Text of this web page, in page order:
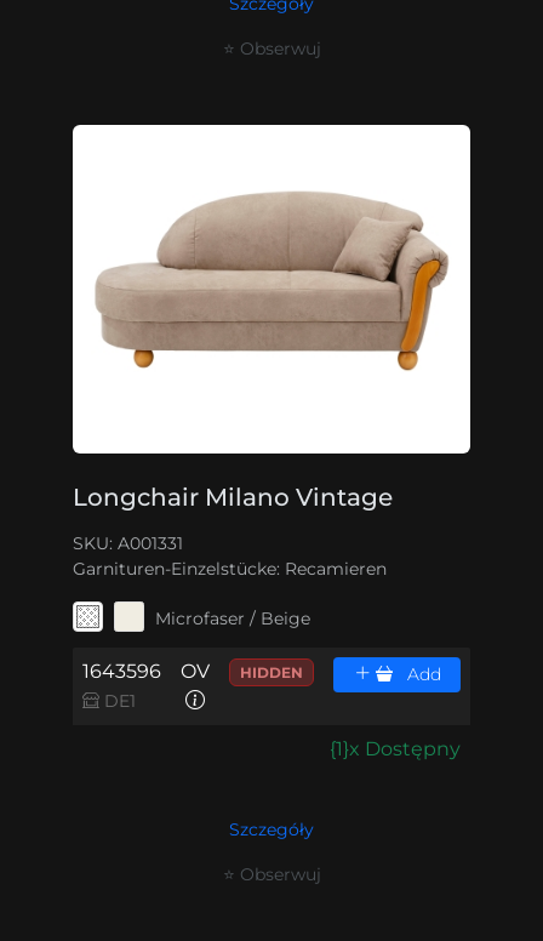
⭐ Obserwuj
Longchair Milano Vintage
SKU: A001331
Garnituren-Einzelstücke: Recamieren
Microfaser / Beige
1643596
DE1
OV HIDDEN Add
{1}x Dostępny
Szczegóły
⭐ Obserwuj